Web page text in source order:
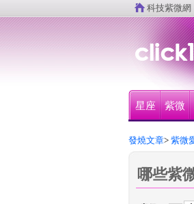
科技紫微網
星座 紫微
發燒文章> 紫微
哪些紫